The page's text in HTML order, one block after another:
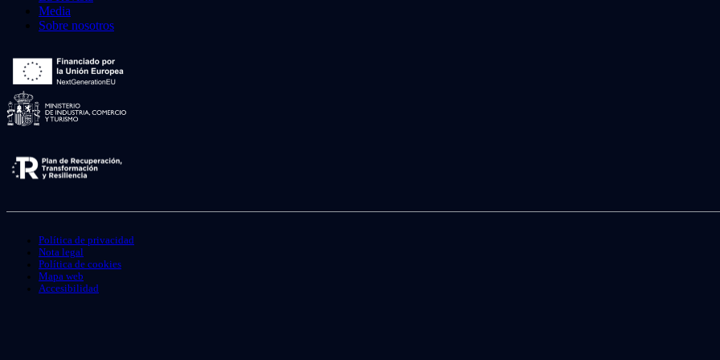
Media
Sobre nosotros
Política de privacidad
Nota legal
Política de cookies
Mapa web
Accesibilidad